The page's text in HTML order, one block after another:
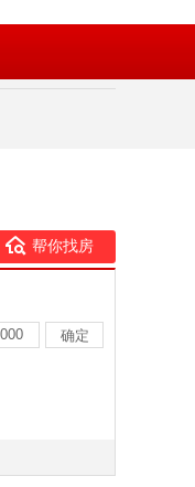
帮你找房